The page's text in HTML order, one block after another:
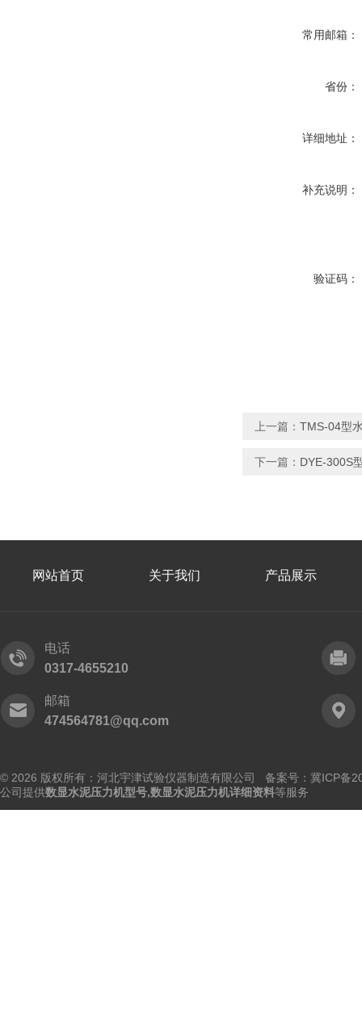
常用邮箱：
省份：
详细地址：
补充说明：
验证码：
上一篇： TMS-04型
下一篇： DYE-300S
网站首页 关于我们 产品展示
电话
0317-4655210
邮箱
474564781@qq.com
© 2026 版权所有：河北宇津试验仪器制造有限公司 备案号：冀ICP备
公司提供数显水泥压力机型号,数显水泥压力机详细资料等服务